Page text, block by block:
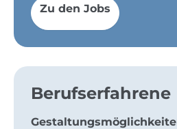
Zu den Jobs
Berufserfahrene